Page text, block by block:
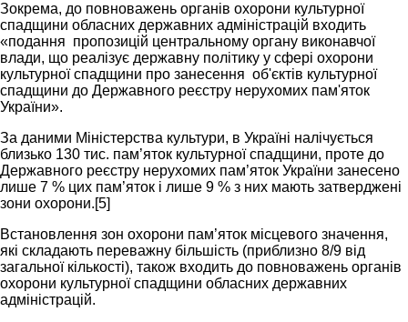
Зокрема, до повноважень органів охорони культурної
спадщини обласних державних адміністрацій входить
«подання пропозицій центральному органу виконавчої
влади, що реалізує державну політику у сфері охорони
культурної спадщини про занесення об'єктів культурної
спадщини до Державного реєстру нерухомих пам'яток
України».
За даними Міністерства культури, в Україні налічується
близько 130 тис. пам’яток культурної спадщини, проте до
Державного реєстру нерухомих пам’яток України занесено
лише 7 % цих пам’яток і лише 9 % з них мають затверджені
зони охорони.[5]
Встановлення зон охорони пам’яток місцевого значення,
які складають переважну більшість (приблизно 8/9 від
загальної кількості), також входить до повноважень органів
охорони культурної спадщини обласних державних
адміністрацій.